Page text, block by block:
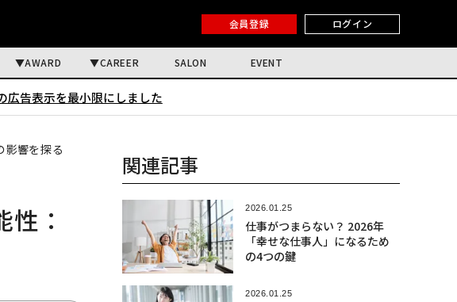
会員登録 ログイン
AWARD CAREER SALON EVENT
広告表示を最小限にしました
影響を探る
：
関連記事
2026.01.25
仕事がつまらない？ 2026年
「幸せな仕事人」になるため
の4つの鍵
2026.01.25